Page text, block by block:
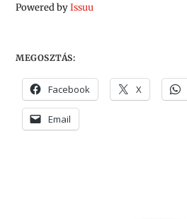
Powered byIssuu
MEGOSZTÁS:
Facebook X
Email